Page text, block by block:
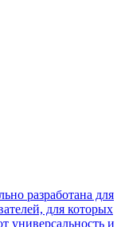
разработана для
для которых
универсальность и